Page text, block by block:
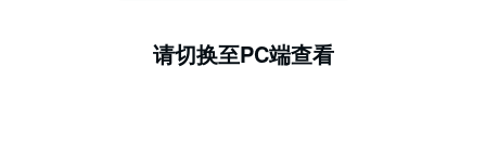
请切换至PC端查看